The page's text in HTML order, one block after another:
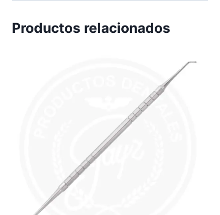
Productos relacionados